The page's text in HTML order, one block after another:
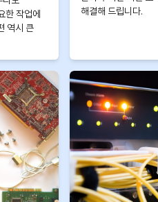
한 작업에
역시 큰
해결해 드립니다.